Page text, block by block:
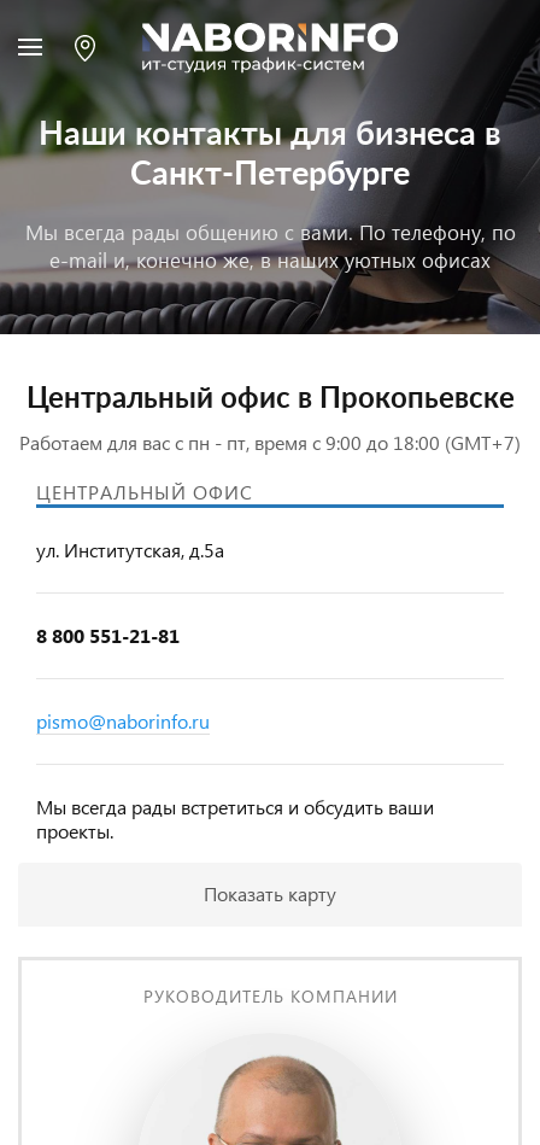
Наши контакты для бизнеса в
Санкт-Петербурге
Мы всегда рады общению с вами. По телефону, по
e-mail и, конечно же, в наших уютных офисах
Центральный офис в Прокопьевске
Работаем для вас с пн - пт, время с 9:00 до 18:00 (GMT+7)
ЦЕНТРАЛЬНЫЙ ОФИС
ул. Институтская, д.5а
8 800 551-21-81
pismo@naborinfo.ru
Мы всегда рады встретиться и обсудить ваши
проекты.
Показать карту
РУКОВОДИТЕЛЬ КОМПАНИИ